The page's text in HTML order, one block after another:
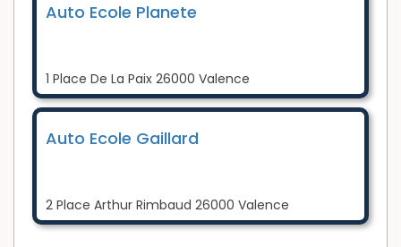
Auto Ecole Planete
1 Place De La Paix 26000 Valence
Auto Ecole Gaillard
2 Place Arthur Rimbaud 26000 Valence